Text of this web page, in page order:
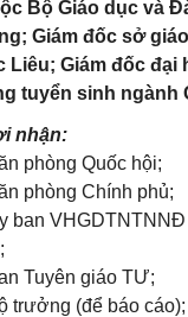
Bộ Giáo dục và
Giám đốc sở
Liêu; Giám đốc
tuyển sinh ngành
nhận:
phòng Quốc hội;
phòng Chính phủ;
ban
Tuyên giáo TƯ;
trưởng (để báo cáo);